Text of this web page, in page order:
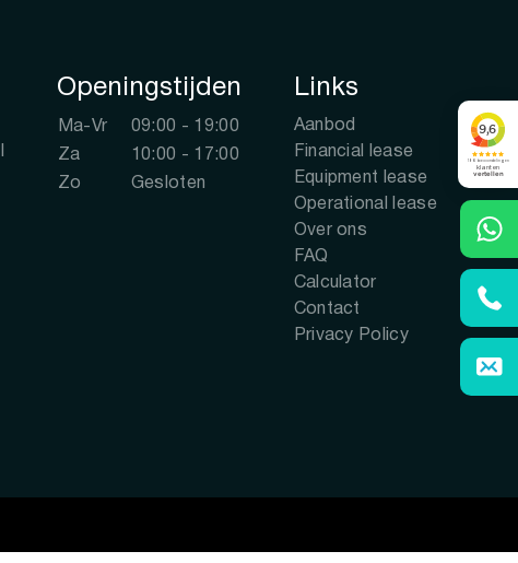
Openingstijden
Ma-Vr
09:00 - 19:00
Za
10:00 - 17:00
Zo
Gesloten
Links
Aanbod
Financial lease
Equipment lease
Operational lease
Over ons
FAQ
Calculator
Contact
Privacy Policy